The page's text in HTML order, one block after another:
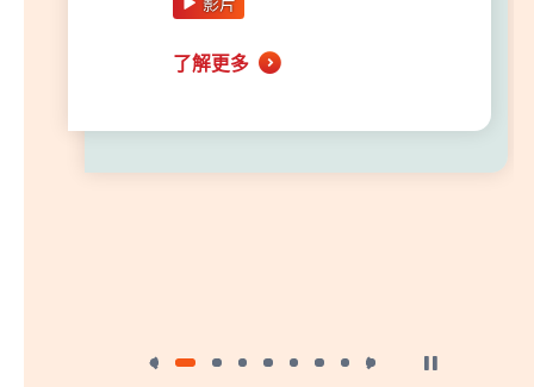
了解更多
按下以暫停幻燈